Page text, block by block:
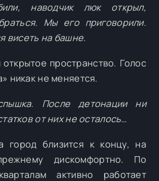
наводчик люк открыл,
Мы его приговорили.
висеть на башне.
пространство. Голос
никак не меняется.
После детонации ни
от них не осталось…
город близится к концу, на
дискомфортно. По
активно работает